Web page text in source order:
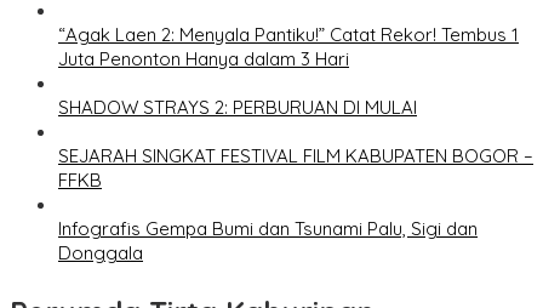
“Agak Laen 2: Menyala Pantiku!” Catat Rekor! Tembus 1
Juta Penonton Hanya dalam 3 Hari
SHADOW STRAYS 2: PERBURUAN DI MULAI
SEJARAH SINGKAT FESTIVAL FILM KABUPATEN BOGOR –
FFKB
Infografis Gempa Bumi dan Tsunami Palu, Sigi dan
Donggala